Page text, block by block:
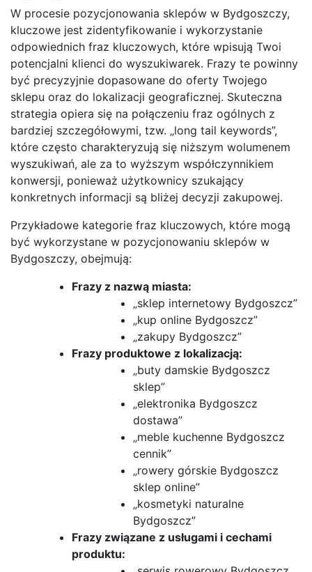
W procesie pozycjonowania sklepów w Bydgoszczy,
kluczowe jest zidentyfikowanie i wykorzystanie
odpowiednich fraz kluczowych, które wpisują Twoi
potencjalni klienci do wyszukiwarek. Frazy te powinny
być precyzyjnie dopasowane do oferty Twojego
sklepu oraz do lokalizacji geograficznej. Skuteczna
strategia opiera się na połączeniu fraz ogólnych z
bardziej szczegółowymi, tzw. „long tail keywords”,
które często charakteryzują się niższym wolumenem
wyszukiwań, ale za to wyższym współczynnikiem
konwersji, ponieważ użytkownicy szukający
konkretnych informacji są bliżej decyzji zakupowej.
Przykładowe kategorie fraz kluczowych, które mogą
być wykorzystane w pozycjonowaniu sklepów w
Bydgoszczy, obejmują:
Frazy z nazwą miasta:
„sklep internetowy Bydgoszcz”
„kup online Bydgoszcz”
„zakupy Bydgoszcz”
Frazy produktowe z lokalizacją:
„buty damskie Bydgoszcz
sklep”
„elektronika Bydgoszcz
dostawa”
„meble kuchenne Bydgoszcz
cennik”
„rowery górskie Bydgoszcz
sklep online”
„kosmetyki naturalne
Bydgoszcz”
Frazy związane z usługami i cechami
produktu: